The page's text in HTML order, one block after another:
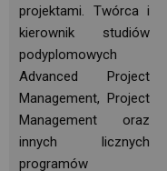
projektami. Twórca i
kierownik studiów
podyplomowych
Advanced Project
Management, Project
Management oraz
innych licznych
programów